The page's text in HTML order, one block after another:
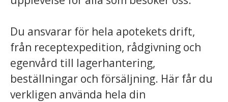
Du ansvarar för hela apotekets drift,
från receptexpedition, rådgivning och
egenvård till lagerhantering,
beställningar och försäljning. Här får du
verkligen använda hela din